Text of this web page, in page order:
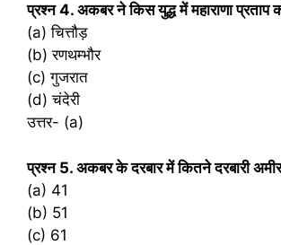
प्रश्‍न 4. अकबर ने किस युद्ध में महाराणा प्रताप
(a) चित्तौड़
(b) रणथम्भौर
(c) गुजरात
(d) चंदेरी
उत्तर- (a)
प्रश्‍न 5. अकबर के दरबार में कितने दरबारी
(a) 41
(b) 51
(c) 61